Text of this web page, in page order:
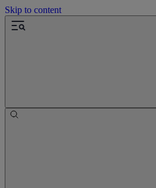
Skip to content